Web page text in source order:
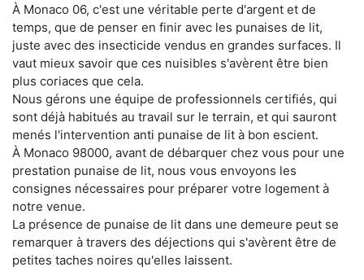
À Monaco 06, c'est une véritable perte d'argent et de
temps, que de penser en finir avec les punaises de lit,
juste avec des insecticide vendus en grandes surfaces. Il
vaut mieux savoir que ces nuisibles s'avèrent être bien
plus coriaces que cela.
Nous gérons une équipe de professionnels certifiés, qui
sont déjà habitués au travail sur le terrain, et qui sauront
menés l'intervention anti punaise de lit à bon escient.
À Monaco 98000, avant de débarquer chez vous pour une
prestation punaise de lit, nous vous envoyons les
consignes nécessaires pour préparer votre logement à
notre venue.
La présence de punaise de lit dans une demeure peut se
remarquer à travers des déjections qui s'avèrent être de
petites taches noires qu'elles laissent.